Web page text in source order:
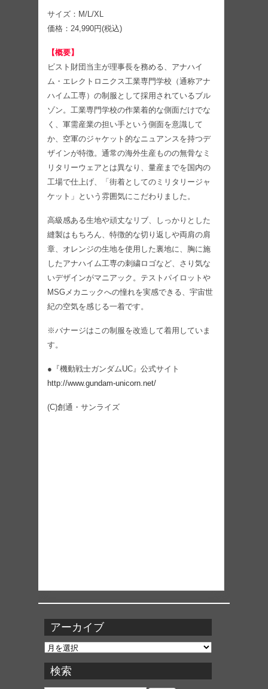
サイズ：M/L/XL
価格：24,990円(税込)
【概要】
ビスト財団当主が理事長を務める、アナハイ
ム・エレクトロニクス工業専門学校（通称アナ
ハイム工専）の制服として採用されているブル
ゾン。工業専門学校の作業着的な側面だけでな
く、軍需産業の担い手という側面を意識して
か、空軍のジャケット的なニュアンスを持つデ
ザインが特徴。通常の海外生産ものの無骨なミ
リタリーウェアとは異なり、量産までを国内の
工場で仕上げ、「街着としてのミリタリージャ
ケット」という雰囲気にこだわりました。
高級感ある生地や頑丈なリブ、しっかりとした
縫製はもちろん、特徴的な切り返しや両肩の肩
章、オレンジの生地を使用した裏地に、胸に施
したアナハイム工専の刺繍ロゴなど、さり気な
いデザインがマニアック。テストパイロットや
MSGメカニックへの憧れを実感できる、宇宙世
紀の空気を感じる一着です。
※バナージはこの制服を改造して着用していま
す。
●『機​動戦士ガンダムUC』公式サイト
http://www.gundam-unicorn.net/
(C)創通・サンライズ
アーカイブ
ア
カ
イ
検索